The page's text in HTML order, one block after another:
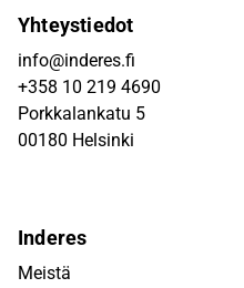
Yhteystiedot
info@inderes.fi
+358 10 219 4690
Porkkalankatu 5
00180 Helsinki
Inderes
Meistä